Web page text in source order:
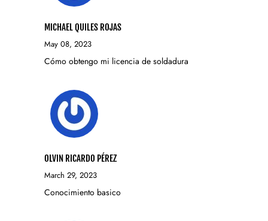
MICHAEL QUILES ROJAS
May 08, 2023
Cómo obtengo mi licencia de soldadura
OLVIN RICARDO PÉREZ
March 29, 2023
Conocimiento basico